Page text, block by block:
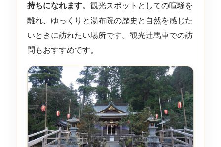
持ちになれます。観光スポットとしての喧騒を
離れ、ゆっくりと湯布院の歴史と自然を感じた
いときに訪れたい場所です。観光辻馬車での訪
問もおすすめです。